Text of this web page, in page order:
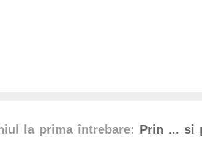
la prima întrebare: Prin ... si